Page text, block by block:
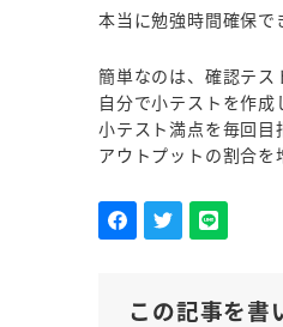
本当に勉強時間確保で
簡単なのは、確認テス
自分で小テストを作成
小テスト満点を毎回目
アウトプットの割合を
この記事を書